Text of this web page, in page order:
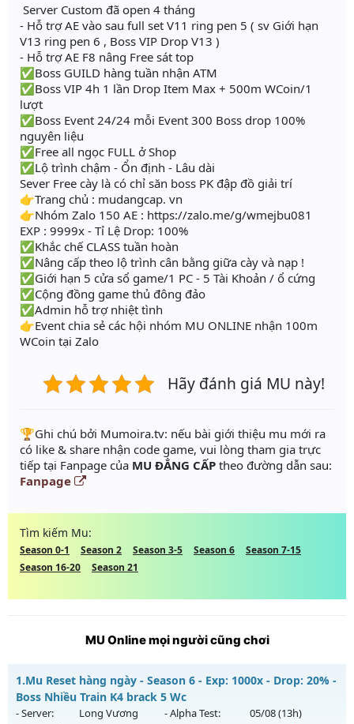
Server Custom đã open 4 tháng
- Hỗ trợ AE vào sau full set V11 ring pen 5 ( sv Giới hạn
V13 ring pen 6 , Boss VIP Drop V13 )
- Hỗ trợ AE F8 nâng Free sát top
✅Boss GUILD hàng tuần nhận ATM
✅Boss VIP 4h 1 lần Drop Item Max + 500m WCoin/1
lượt
✅Boss Event 24/24 mỗi Event 300 Boss drop 100%
nguyên liệu
✅Free all ngọc FULL ở Shop
✅Lộ trình chậm - Ổn định - Lâu dài
Sever Free cày là có chỉ săn boss PK đập đồ giải trí
👉Trang chủ : mudangcap. vn
👉Nhóm Zalo 150 AE : https://zalo.me/g/wmejbu081
EXP : 9999x - Tỉ Lệ Drop: 100%
✅Khắc chế CLASS tuần hoàn
✅Nâng cấp theo lộ trình cân bằng giữa cày và nạp !
✅Giới hạn 5 cửa sổ game/1 PC - 5 Tài Khoản / ổ cứng
✅Cộng đồng game thủ đông đảo
✅Admin hỗ trợ nhiệt tình
👉Event chia sẻ các hội nhóm MU ONLINE nhận 100m
WCoin tại Zalo
Hãy đánh giá MU này!
️🏆Ghi chú bởi Mumoira.tv: nếu bài giới thiệu mu mới ra
có like & share nhận code game, vui lòng tham gia trực
tiếp tại Fanpage của MU ĐẲNG CẤP theo đường dẫn sau:
Fanpage
Tìm kiếm Mu:
Season 0-1 Season 2 Season 3-5 Season 6
Season 7-15
Season 16-20
Season 21
MU Online mọi người cũng chơi
1.Mu Reset hàng ngày - Season 6 - Exp: 1000x - Drop: 20% -
Boss Nhiều Train K4 brack 5 Wc
- Server: Long Vương - Alpha Test: 05/08(13h)